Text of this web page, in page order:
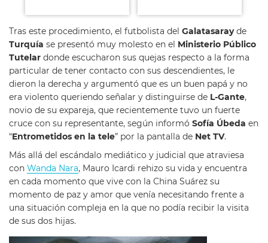
Tras este procedimiento, el futbolista del Galatasarayde
Turquía se presentó muy molesto en el Ministerio Público
Tutelar donde escucharon sus quejas respecto a la forma
particular de tener contacto con sus descendientes, le
dieron la derecha y argumentó que es un buen papá y no
era violento queriendo señalar y distinguirse de L-Gante,
novio de su expareja, que recientemente tuvo un fuerte
cruce con su representante, según informó Sofía Úbeda en
“Entrometidos en la tele” por la pantalla de Net TV.
Más allá del escándalo mediático y judicial que atraviesa
con Wanda Nara, Mauro Icardi rehizo su vida y encuentra
en cada momento que vive con la China Suárez su
momento de paz y amor que venía necesitando frente a
una situación compleja en la que no podía recibir la visita
de sus dos hijas.